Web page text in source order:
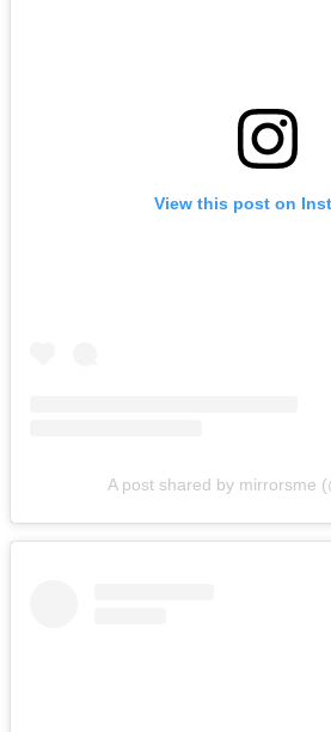
View this post on
A post shared by mirrorsme